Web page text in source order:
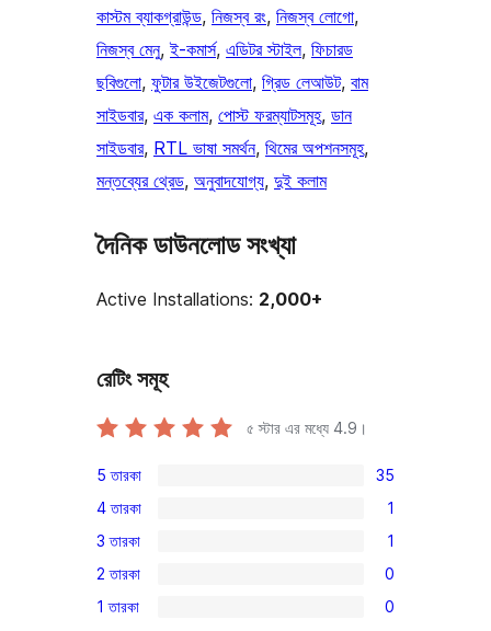
কাস্টম ব্যাকগ্রাউন্ড, নিজস্ব রং, নিজস্ব লোগো
নিজস্ব মেনু, ই-কমার্স, এডিটর স্টাইল, ফিচারড
ছবিগুলো, ফুটার উইজেটগুলো, গ্রিড লেআউট, বাম
সাইডবার, এক কলাম, পোস্ট ফরম্যাটসমূহ, ডান
সাইডবার, RTL ভাষা সমর্থন, থিমের অপশনসমূহ
মন্তব্যের থ্রেড, অনুবাদযোগ্য, দুই কলাম
দৈনিক ডাউনলোড সংখ্যা
Active Installations: 2,000+
রেটিং সমূহ
৫ স্টার এর মধ্যে 4.9 ।
35টি
5-
স্টার
রিভিউ
5 তারকা 35
1টি
4-
স্টার
রিভিউ
4 তারকা 1
1টি
3-
স্টার
3 তারকা 1
0টি
2-
2 তারকা 0
0টি
1 তারকা 0